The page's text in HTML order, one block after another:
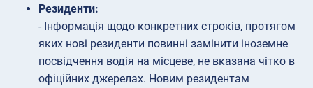
Резиденти:
- Інформація щодо конкретних строків, протягом
яких нові резиденти повинні замінити іноземне
посвідчення водія на місцеве, не вказана чітко в
офіційних джерелах. Новим резидентам